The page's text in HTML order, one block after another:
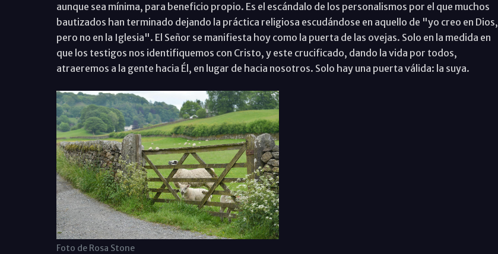
aunque sea mínima, para beneficio propio. Es el escándalo de los personalismos por el que muchos
bautizados han terminado dejando la práctica religiosa escudándose en aquello de "yo creo en Dios,
pero no en la Iglesia". El Señor se manifiesta hoy como la puerta de las ovejas. Solo en la medida en
que los testigos nos identifiquemos con Cristo, y este crucificado, dando la vida por todos,
atraeremos a la gente hacia Él, en lugar de hacia nosotros. Solo hay una puerta válida: la suya.
Foto de Rosa Stone